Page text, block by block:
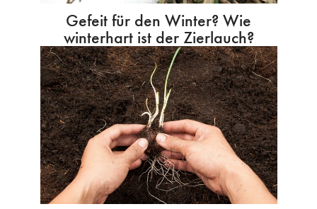
Gefeit für den Winter? Wie
winterhart ist der Zierlauch?